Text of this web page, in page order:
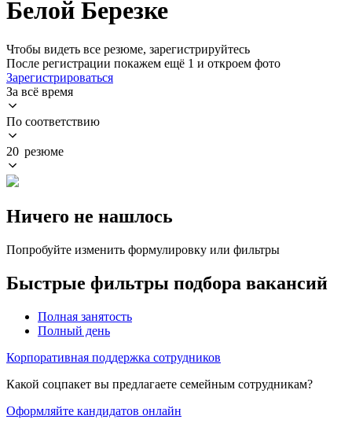
Белой Березке
Чтобы видеть все резюме, зарегистрируйтесь
После регистрации покажем ещё 1 и откроем фото
Зарегистрироваться
За всё время
По соответствию
20 резюме
Ничего не нашлось
Попробуйте изменить формулировку или фильтры
Быстрые фильтры подбора вакансий
Полная занятость
Полный день
Корпоративная поддержка сотрудников
Какой соцпакет вы предлагаете семейным сотрудникам?
Оформляйте кандидатов онлайн